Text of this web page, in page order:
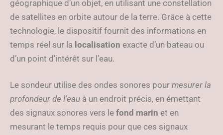
géographique d’un objet, en utilisant une constellation
de satellites en orbite autour de la terre. Grâce à cette
technologie, le dispositif fournit des informations en
temps réel sur la localisation exacte d’un bateau ou
d’un point d’intérêt sur l’eau.
Le sondeur utilise des ondes sonores pour mesurer la
profondeur de l’eau à un endroit précis, en émettant
des signaux sonores vers le fond marin et en
mesurant le temps requis pour que ces signaux